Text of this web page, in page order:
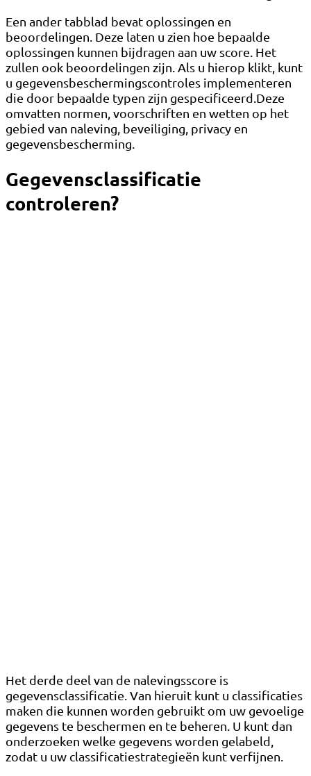
Een ander tabblad bevat oplossingen en
beoordelingen. Deze laten u zien hoe bepaalde
oplossingen kunnen bijdragen aan uw score. Het
zullen ook beoordelingen zijn. Als u hierop klikt, kunt
u gegevensbeschermingscontroles implementeren
die door bepaalde typen zijn gespecificeerd.Deze
omvatten normen, voorschriften en wetten op het
gebied van naleving, beveiliging, privacy en
gegevensbescherming.
Gegevensclassificatie
controleren?
Het derde deel van de nalevingsscore is
gegevensclassificatie. Van hieruit kunt u classificaties
maken die kunnen worden gebruikt om uw gevoelige
gegevens te beschermen en te beheren. U kunt dan
onderzoeken welke gegevens worden gelabeld,
zodat u uw classificatiestrategieën kunt verfijnen.